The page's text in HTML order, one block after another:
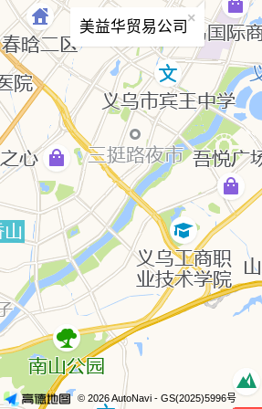
美益华贸易公司
×
© 2026 AutoNavi - GS(2025)5996号